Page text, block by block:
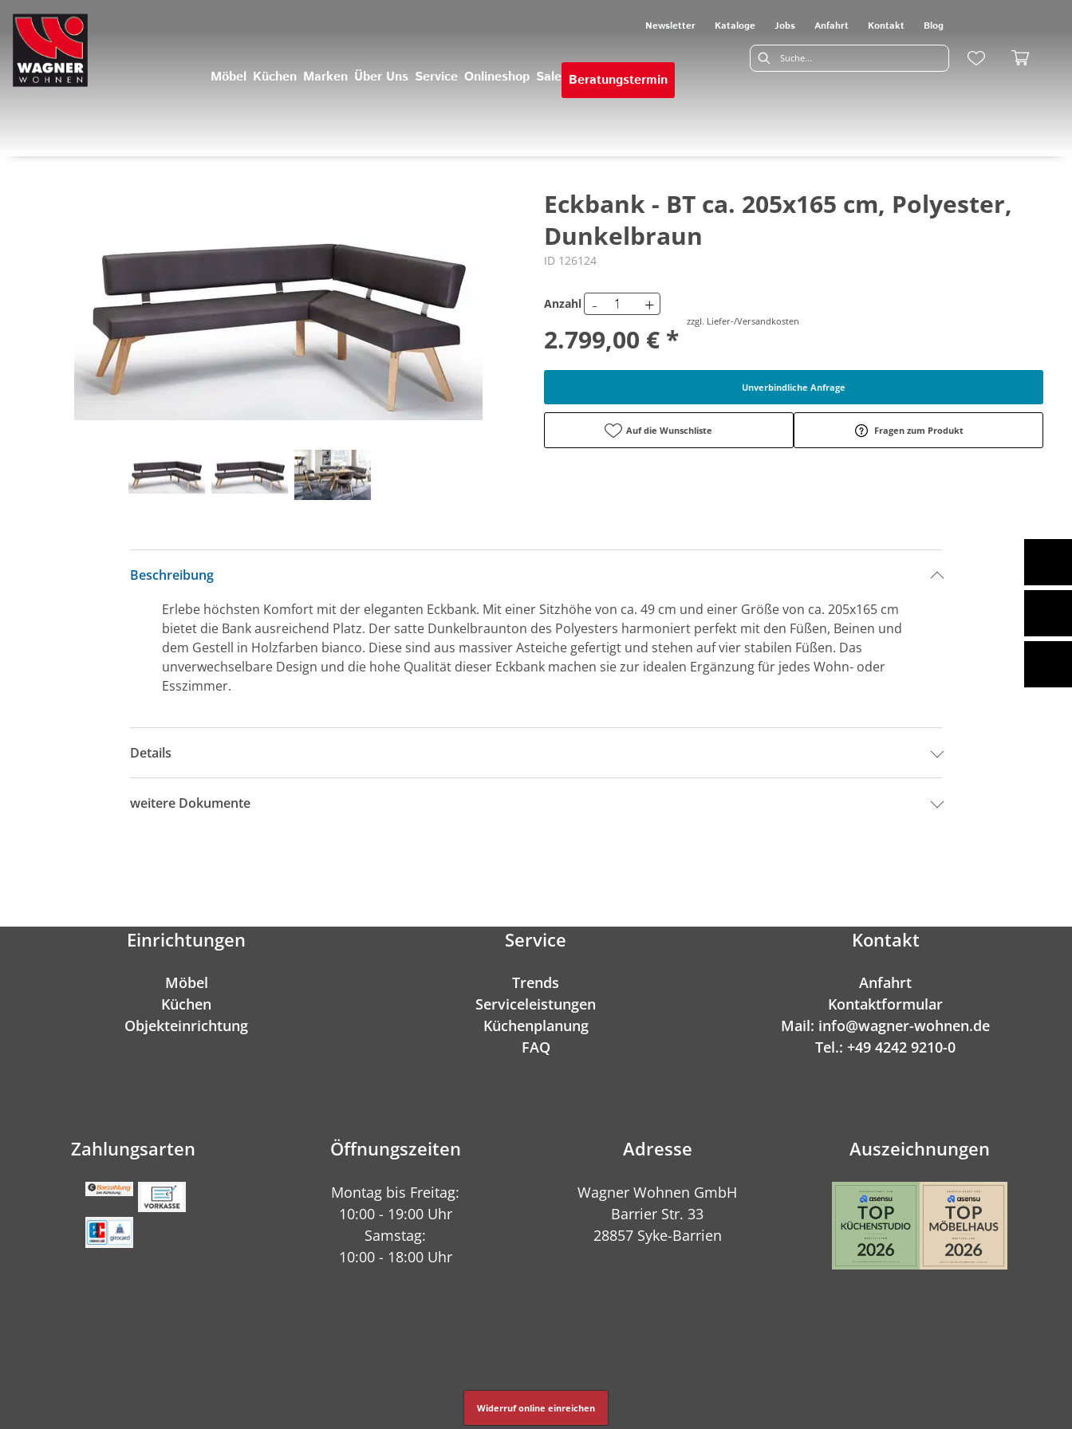
Newsletter Kataloge Jobs Anfahrt Kontakt Blog
Möbel Küchen Marken Über Uns Service Onlineshop Sale Beratungstermin
Eckbank - BT ca. 205x165 cm, Polyester,
Dunkelbraun
ID 126124
Anzahl - +
2.799,00 € *
zzgl. Liefer-/Versandkosten
Unverbindliche Anfrage
Auf die Wunschliste Fragen zum Produkt
Beschreibung
Erlebe höchsten Komfort mit der eleganten Eckbank. Mit einer Sitzhöhe von ca. 49 cm und einer Größe von ca. 205x165 cm
bietet die Bank ausreichend Platz. Der satte Dunkelbraunton des Polyesters harmoniert perfekt mit den Füßen, Beinen und
dem Gestell in Holzfarben bianco. Diese sind aus massiver Asteiche gefertigt und stehen auf vier stabilen Füßen. Das
unverwechselbare Design und die hohe Qualität dieser Eckbank machen sie zur idealen Ergänzung für jedes Wohn- oder
Esszimmer.
Details
weitere Dokumente
Einrichtungen
Möbel
Küchen
Objekteinrichtung
Service
Trends
Serviceleistungen
Küchenplanung
FAQ
Kontakt
Anfahrt
Kontaktformular
Mail: info@wagner-wohnen.de
Tel.: +49 4242 9210-0
Zahlungsarten Öffnungszeiten
Montag bis Freitag:
10:00 - 19:00 Uhr
Samstag:
10:00 - 18:00 Uhr
Adresse
Wagner Wohnen GmbH
Barrier Str. 33
28857 Syke-Barrien
Auszeichnungen
Widerruf online einreichen